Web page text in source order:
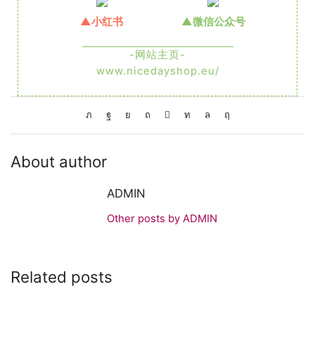
▲小红书 ▲微信公众号
-网站主页-
www.nicedayshop.eu/
About author
ADMIN
Other posts by ADMIN
Related posts